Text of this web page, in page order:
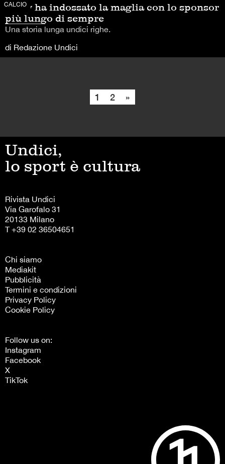
CALCIO
Il Psv ha indossato la maglia con lo sponsor
più lungo di sempre
Una storia lunga undici righe.
di Redazione Undici
1 2 »
Undici,
lo sport è cultura
Rivista Undici
Via Garofalo 31
20133 Milano
T +39 02 36504651
Chi siamo
Mediakit
Pubblicità
Termini e condizioni
Privacy Policy
Cookie Policy
Follow us on:
Instagram
Facebook
X
TikTok